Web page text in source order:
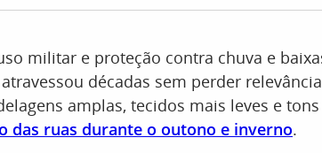
militar e proteção contra chuva e
atravessou décadas sem perder
amplas, tecidos mais leves e
das ruas durante o outono e inverno.